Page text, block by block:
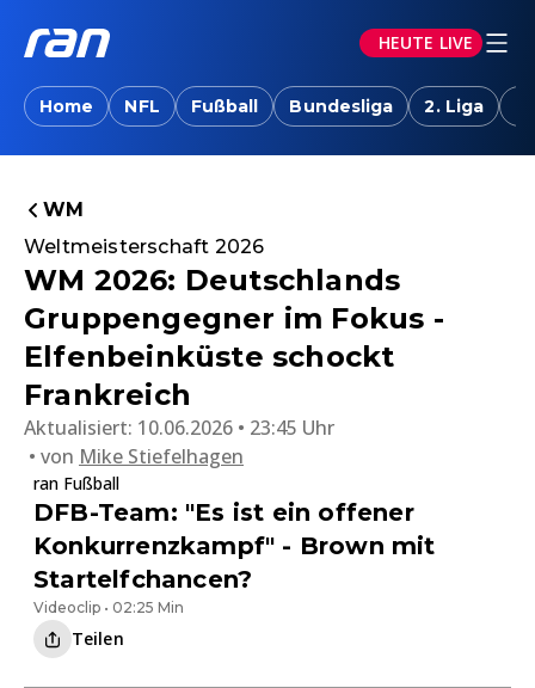
HEUTE LIVE
Home NFL Fußball Bundesliga 2. Liga
WM
Weltmeisterschaft 2026
WM 2026: Deutschlands
Gruppengegner im Fokus -
Elfenbeinküste schockt
Frankreich
Aktualisiert: 10.06.2026 • 23:45 Uhr
von Mike Stiefelhagen
ran Fußball
DFB-Team: "Es ist ein offener
Konkurrenzkampf" - Brown mit
Startelfchancen?
Videoclip • 02:25 Min
Teilen